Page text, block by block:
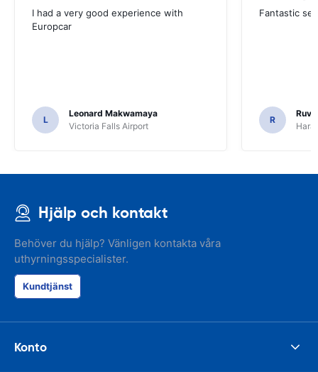
I had a very good experience with
Europcar
L
Leonard Makwamaya
Victoria Falls Airport
Fantastic
R
Hjälp och kontakt
Behöver du hjälp? Vänligen kontakta våra
uthyrningsspecialister.
Kundtjänst
Konto